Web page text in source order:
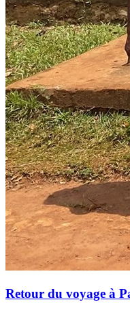
Retour du voyage à